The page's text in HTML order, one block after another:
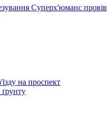
Суперх'юманс провів
на проспект
ґрунту